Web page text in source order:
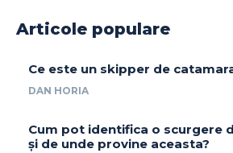
Articole populare
Ce este un skipper de
DAN HORIA
Cum pot identifica o scurgere
și de unde provine aceasta?